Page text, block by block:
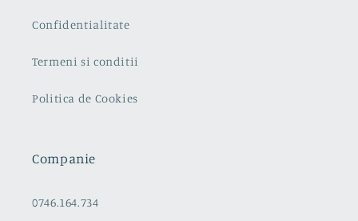
Confidentialitate
Termeni si conditii
Politica de Cookies
Companie
0746.164.734